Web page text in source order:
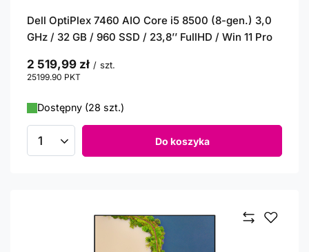
Dell OptiPlex 7460 AIO Core i5 8500 (8-gen.) 3,0
GHz / 32 GB / 960 SSD / 23,8’’ FullHD / Win 11 Pro
2 519,99 zł / szt.
25199.90 PKT
Dostępny (28 szt.)
Ilość produktów Do koszyka